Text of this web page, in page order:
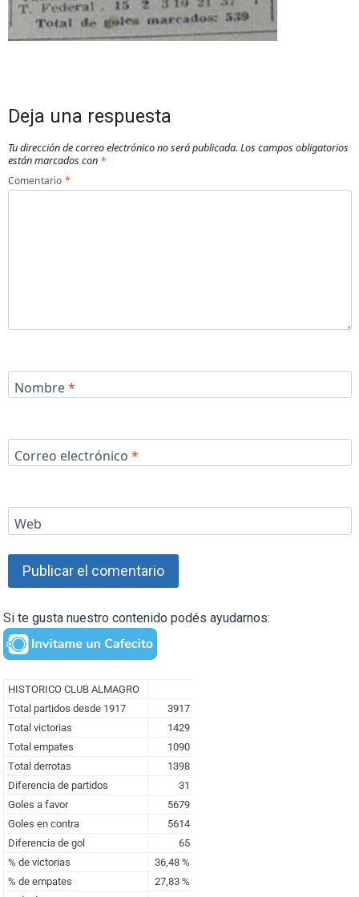
Deja una respuesta
Tu dirección de correo electrónico no será publicada. Los campos obligatorios
están marcados con *
Comentario *
Nombre*
Correo electrónico *
Web
Si te gusta nuestro contenido podés ayudarnos: